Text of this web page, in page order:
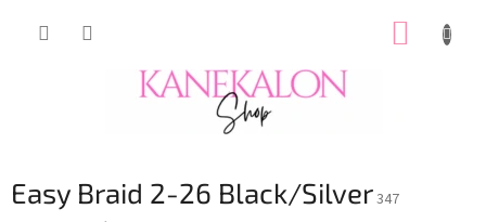
Easy Braid 2-26 Black/Silver347